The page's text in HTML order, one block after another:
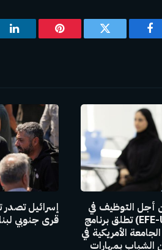
فيسبوك تويتر بينتيريست
أجل التوظيف في
دولة الإمارات (EFE-UAE) تطلق برنامج
في الجامعة الأمريكية في
الشباب بمهارات
إسرائيل
قرى جنوبي